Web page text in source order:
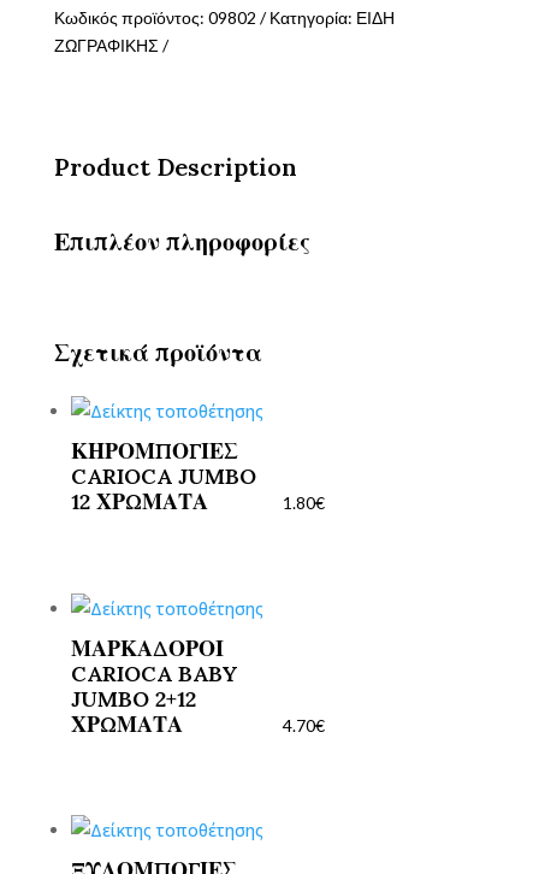
Κωδικός προϊόντος: 09802 Κατηγορία: ΕΙΔΗ
ΖΩΓΡΑΦΙΚΗΣ
Product Description
Επιπλέον πληροφορίες
Σχετικά προϊόντα
ΚΗΡΟΜΠΟΓΙΕΣ
CARIOCA JUMBO
12 ΧΡΩΜΑΤΑ
1.80€
ΜΑΡΚΑΔΟΡΟΙ
CARIOCA BABY
JUMBO 2+12
ΧΡΩΜΑΤΑ
4.70€